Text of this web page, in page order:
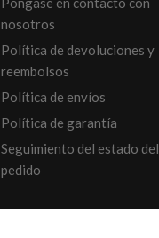
nosotros
Política de devoluciones y
reembolsos
Política de envíos
Política de garantía
Seguimiento del estado del
pedido